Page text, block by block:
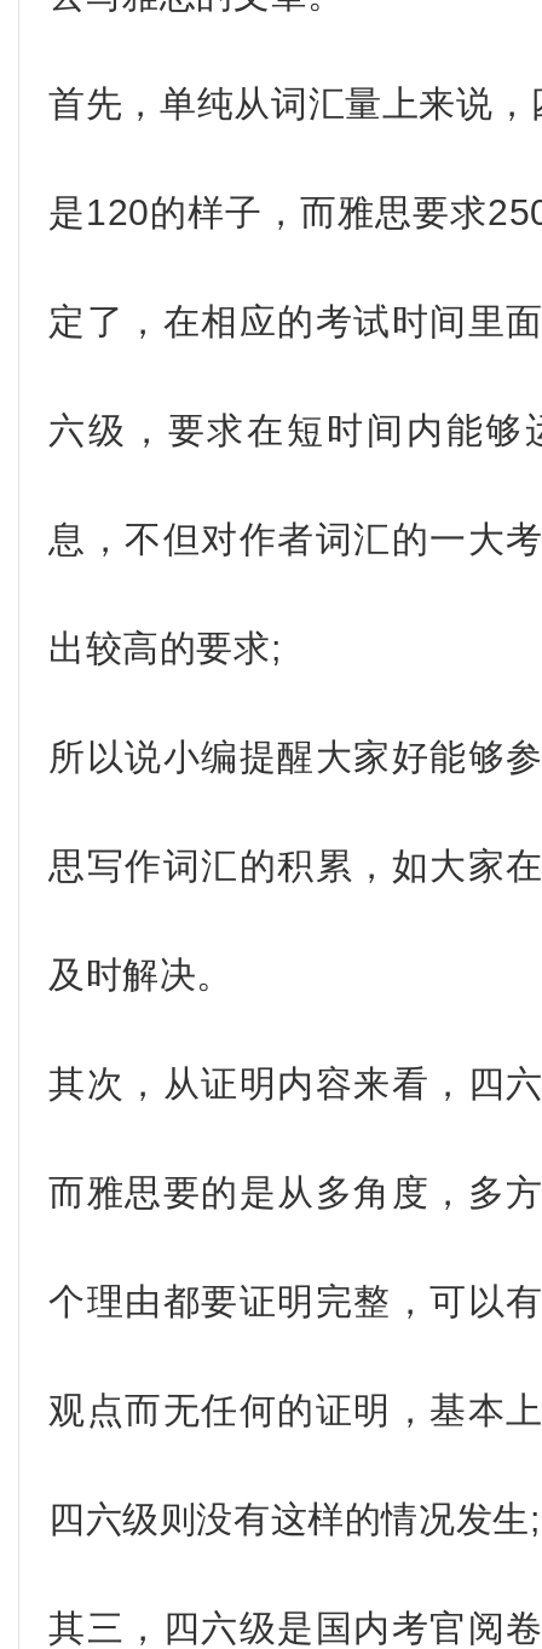
首先，单纯从词汇量上来说
是120的样子，而雅思要求
定了，在相应的考试时间里
六级，要求在短时间内能
息，不但对作者词汇的一大
出较高的要求;
所以说小编提醒大家好能够
思写作词汇的积累，如大家
及时解决。
其次，从证明内容来看，四
而雅思要的是从多角度，多
个理由都要证明完整，可以
观点而无任何的证明，基本
四六级则没有这样的情况发生;
其三，四六级是国内考官阅